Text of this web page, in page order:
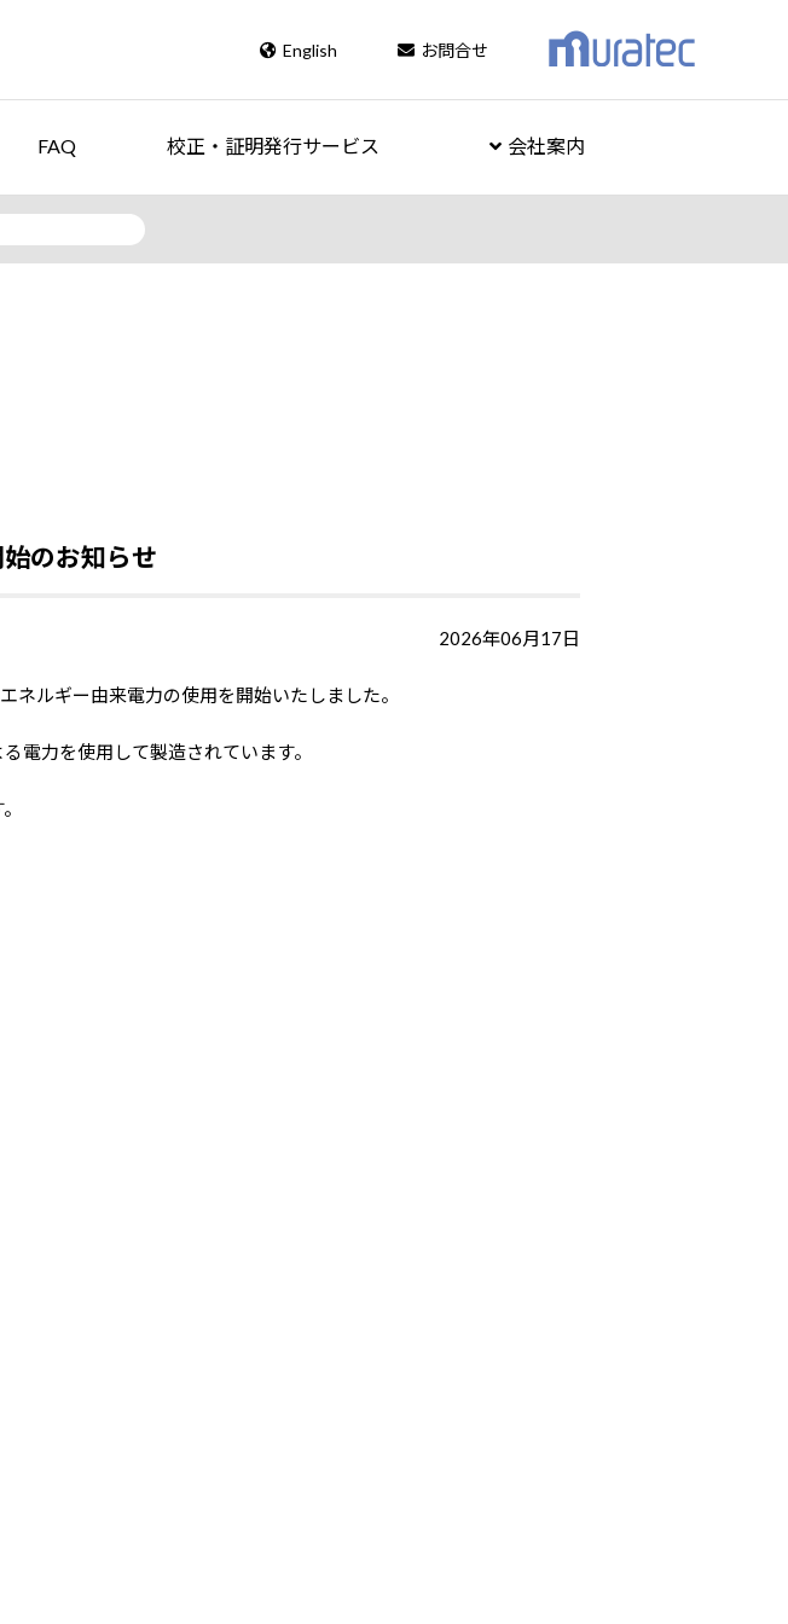
English お問合せ
FAQ 校正・証明発行サービス 会社案内
のお知らせ
2026年06月17日
ルギー由来電力の使用を開始いたしました。
電力を使用して製造されています。